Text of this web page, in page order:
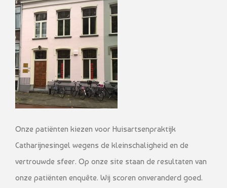
Onze patiënten kiezen voor Huisartsenpraktijk
Catharijnesingel wegens de kleinschaligheid en de
vertrouwde sfeer. Op onze site staan de resultaten van
onze patiënten enquête. Wij scoren onveranderd goed.